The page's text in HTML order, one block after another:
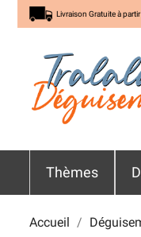
Livraison Gratuite à
Thèmes
Accueil